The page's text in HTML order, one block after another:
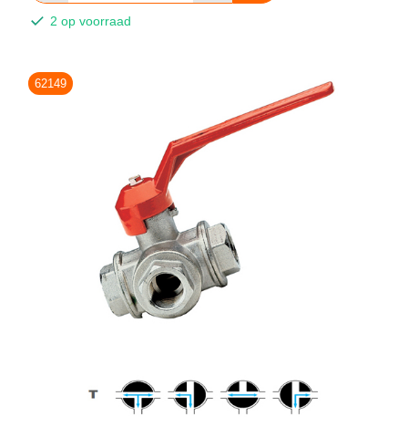
2 op voorraad
62149